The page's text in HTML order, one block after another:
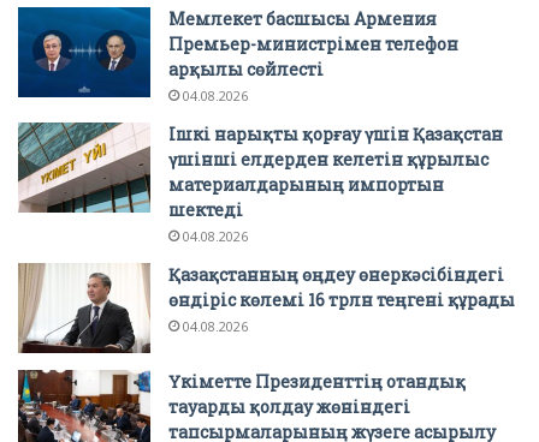
Мемлекет басшысы Армения
Премьер-министрімен телефон
арқылы сөйлесті
04.08.2026
Ішкі нарықты қорғау үшін Қазақстан
үшінші елдерден келетін құрылыс
материалдарының импортын
шектеді
04.08.2026
Қазақстанның өңдеу өнеркәсібіндегі
өндіріс көлемі 16 трлн теңгені құрады
04.08.2026
Үкіметте Президенттің отандық
тауарды қолдау жөніндегі
тапсырмаларының жүзеге асырылу